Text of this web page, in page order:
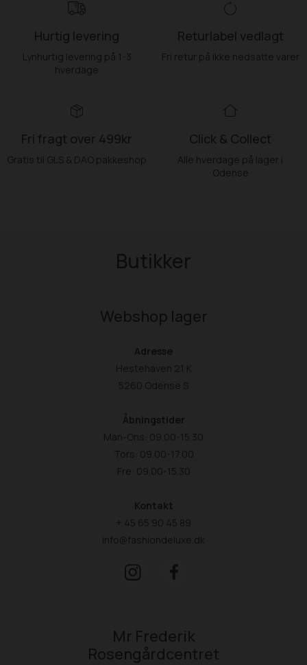
Hurtig levering
Lynhurtig levering på 1-3
hverdage
Returlabel vedlagt
Fri retur på ikke nedsatte varer
Fri fragt over 499kr
Gratis til GLS & DAO pakkeshop
Click & Collect
Alle hverdage på lager i
Odense
Butikker
Webshop lager
Adresse
Hestehaven 21 K
5260 Odense S
Åbningstider
Man-Ons: 09.00-15.30
Tors: 09.00-17.00
Fre: 09.00-15.30
Kontakt
+ 45 65 90 45 89
info@fashiondeluxe.dk
Mr Frederik
Rosengårdcentret